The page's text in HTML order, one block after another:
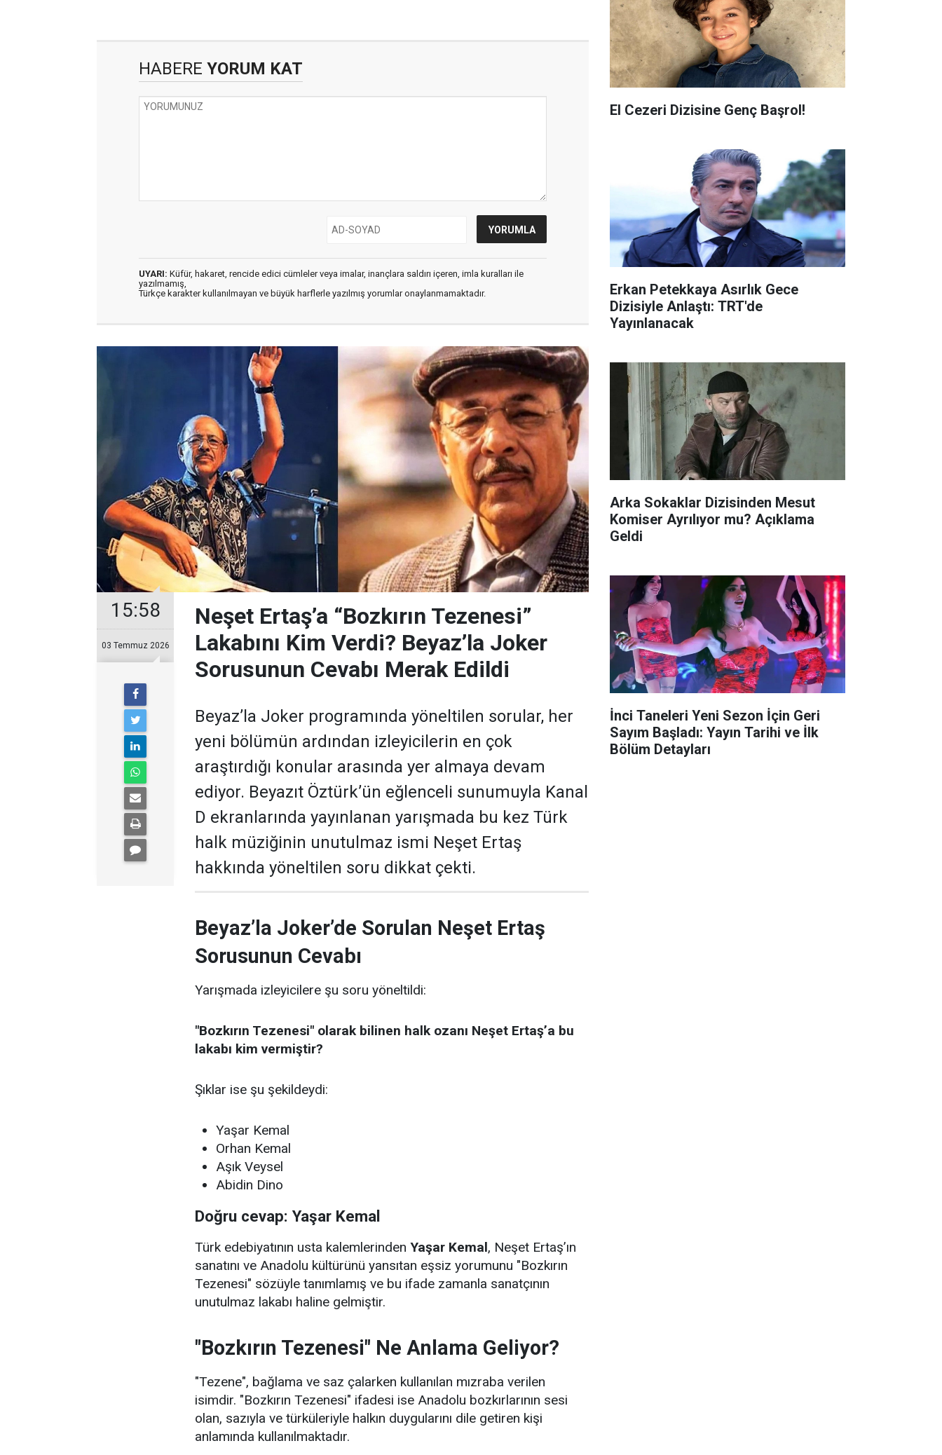
HABERE YORUM KAT
UYARI: Küfür, hakaret, rencide edici cümleler veya imalar, inançlara saldırı içeren, imla kuralları ile
yazılmamış,
Türkçe karakter kullanılmayan ve büyük harflerle yazılmış yorumlar onaylanmamaktadır.
15:58
03 Temmuz 2026
Neşet Ertaş’a “Bozkırın Tezenesi”
Lakabını Kim Verdi? Beyaz’la Joker
Sorusunun Cevabı Merak Edildi
Beyaz’la Joker programında yöneltilen sorular, her
yeni bölümün ardından izleyicilerin en çok
araştırdığı konular arasında yer almaya devam
ediyor. Beyazıt Öztürk’ün eğlenceli sunumuyla Kanal
D ekranlarında yayınlanan yarışmada bu kez Türk
halk müziğinin unutulmaz ismi Neşet Ertaş
hakkında yöneltilen soru dikkat çekti.
Beyaz’la Joker’de Sorulan Neşet Ertaş
Sorusunun Cevabı
Yarışmada izleyicilere şu soru yöneltildi:
"Bozkırın Tezenesi" olarak bilinen halk ozanı Neşet Ertaş’a bu
lakabı kim vermiştir?
Şıklar ise şu şekildeydi:
Yaşar Kemal
Orhan Kemal
Aşık Veysel
Abidin Dino
Doğru cevap: Yaşar Kemal
Türk edebiyatının usta kalemlerinden Yaşar Kemal, Neşet Ertaş’ın
sanatını ve Anadolu kültürünü yansıtan eşsiz yorumunu "Bozkırın
Tezenesi" sözüyle tanımlamış ve bu ifade zamanla sanatçının
unutulmaz lakabı haline gelmiştir.
"Bozkırın Tezenesi" Ne Anlama Geliyor?
"Tezene", bağlama ve saz çalarken kullanılan mızraba verilen
isimdir. "Bozkırın Tezenesi" ifadesi ise Anadolu bozkırlarının sesi
olan, sazıyla ve türküleriyle halkın duygularını dile getiren kişi
anlamında kullanılmaktadır.
El Cezeri Dizisine Genç Başrol!
Erkan Petekkaya Asırlık Gece
Dizisiyle Anlaştı: TRT'de
Yayınlanacak
Arka Sokaklar Dizisinden Mesut
Komiser Ayrılıyor mu? Açıklama
Geldi
İnci Taneleri Yeni Sezon İçin Geri
Sayım Başladı: Yayın Tarihi ve İlk
Bölüm Detayları